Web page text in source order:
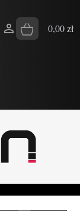
0,00 zł
